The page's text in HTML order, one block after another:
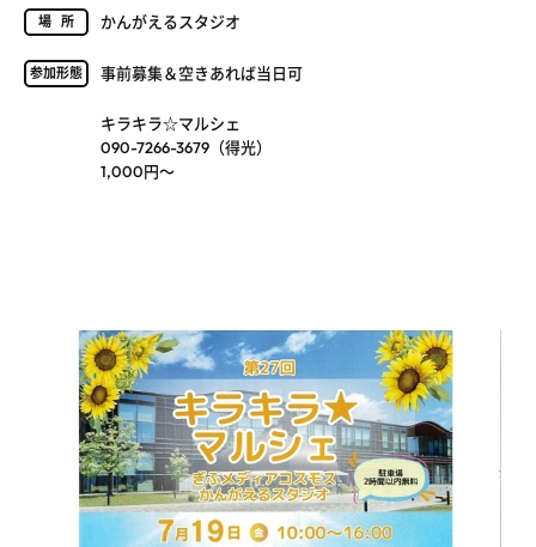
場所 かんがえるスタジオ
参加形態 事前募集＆空きあれば当日可
キラキラ☆マルシェ
090-7266-3679（得光）
1,000円～